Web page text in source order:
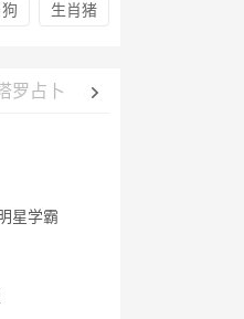
生肖猪
罗占卜 心理测试
星学霸